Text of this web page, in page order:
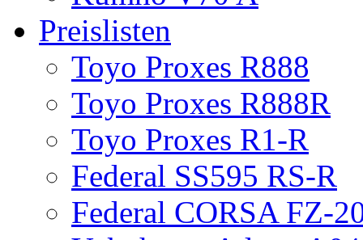
Preislisten
Toyo Proxes R888
Toyo Proxes R888R
Toyo Proxes R1-R
Federal SS595 RS-R
Federal CORSA FZ-